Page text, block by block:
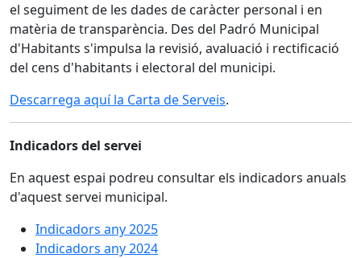
el seguiment de les dades de caràcter personal i en
matèria de transparència. Des del Padró Municipal
d'Habitants s'impulsa la revisió, avaluació i rectificació
del cens d'habitants i electoral del municipi.
Descarrega aquí la Carta de Serveis.
Indicadors del servei
En aquest espai podreu consultar els indicadors anuals
d'aquest servei municipal.
Indicadors any 2025
Indicadors any 2024